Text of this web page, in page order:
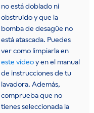
no está doblado ni
obstruido y que la
bomba de desagüe no
está atascada. Puedes
ver como limpiarla en
este vídeoy en el manual
de instrucciones de tu
lavadora. Además,
comprueba que no
tienes seleccionada la